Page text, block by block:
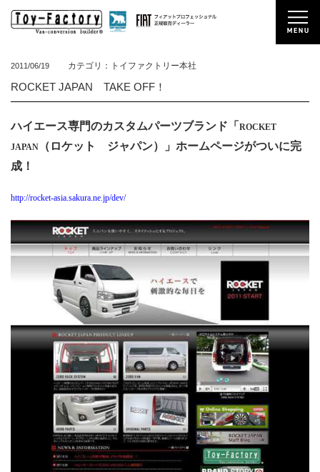
2011/06/19 カテゴリ：トイファクトリー本社
ROCKET JAPAN TAKE OFF！
ハイエース専門のカスタムパーツブランド「 ROCKET
JAPAN
（ロケット ジャパン）」ホームページがついに完
成！
http://rocket-asia.sakura.ne.jp/dev/